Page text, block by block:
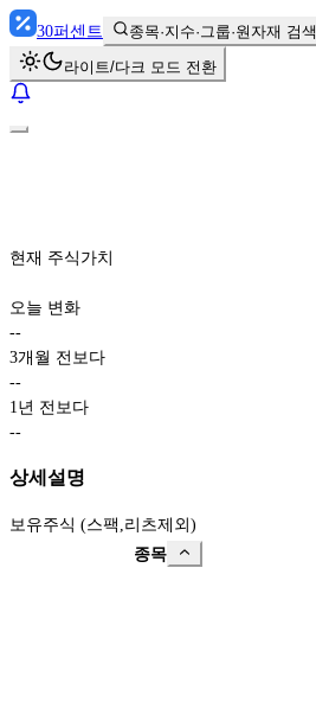
30퍼센트 종목·지수·그룹·원자재 검색
라이트/다크 모드 전환
현재 주식가치
오늘 변화
--
3개월 전보다
--
1년 전보다
--
상세설명
보유주식 (스팩,리츠제외)
종목